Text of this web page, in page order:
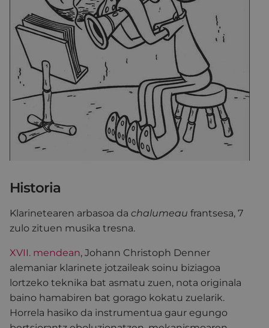
Historia
Klarinetearen arbasoa da chalumeau frantsesa, 7
zulo zituen musika tresna.
XVII. mendean, Johann Christoph Denner
alemaniar klarinete jotzaileak soinu biziagoa
lortzeko teknika bat asmatu zuen, nota originala
baino hamabiren bat gorago kokatu zuelarik.
Horrela hasiko da instrumentua gaur egungo